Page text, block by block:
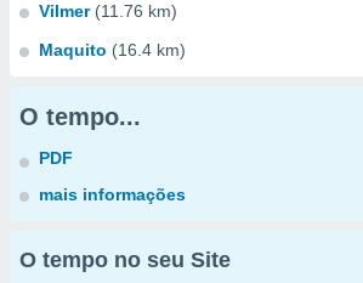
Vilmer (11.76 km)
Maquito (16.4 km)
O tempo...
PDF
mais informações
O tempo no seu Site